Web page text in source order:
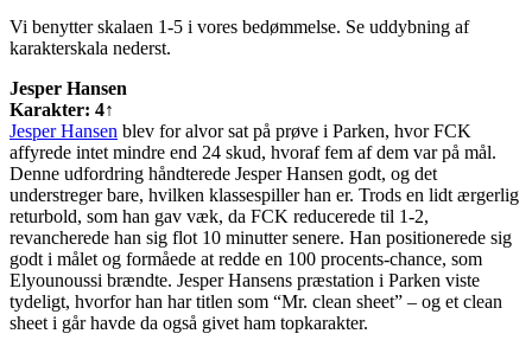
Vi benytter skalaen 1-5 i vores bedømmelse. Se uddybning af
karakterskala nederst.
Jesper Hansen
Karakter: 4↑
Jesper Hansen blev for alvor sat på prøve i Parken, hvor FCK
affyrede intet mindre end 24 skud, hvoraf fem af dem var på mål.
Denne udfordring håndterede Jesper Hansen godt, og det
understreger bare, hvilken klassespiller han er. Trods en lidt ærgerlig
returbold, som han gav væk, da FCK reducerede til 1-2,
revancherede han sig flot 10 minutter senere. Han positionerede sig
godt i målet og formåede at redde en 100 procents-chance, som
Elyounoussi brændte. Jesper Hansens præstation i Parken viste
tydeligt, hvorfor han har titlen som “Mr. clean sheet” – og et clean
sheet i går havde da også givet ham topkarakter.